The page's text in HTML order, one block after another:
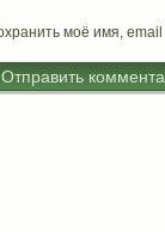
моё имя,